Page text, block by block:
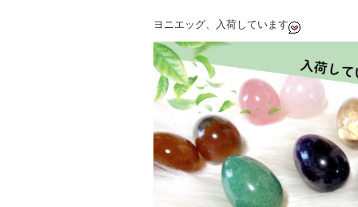
a
c
e
b
o
o
k
wi
tt
er
n
e
ヨニエッグ、入荷しています